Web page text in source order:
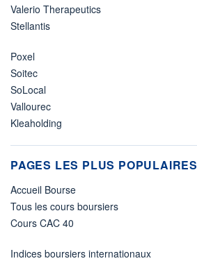
Valerio Therapeutics
Stellantis
Poxel
Soitec
SoLocal
Vallourec
Kleaholding
PAGES LES PLUS POPULAIRES
Accueil Bourse
Tous les cours boursiers
Cours CAC 40
Indices boursiers internationaux